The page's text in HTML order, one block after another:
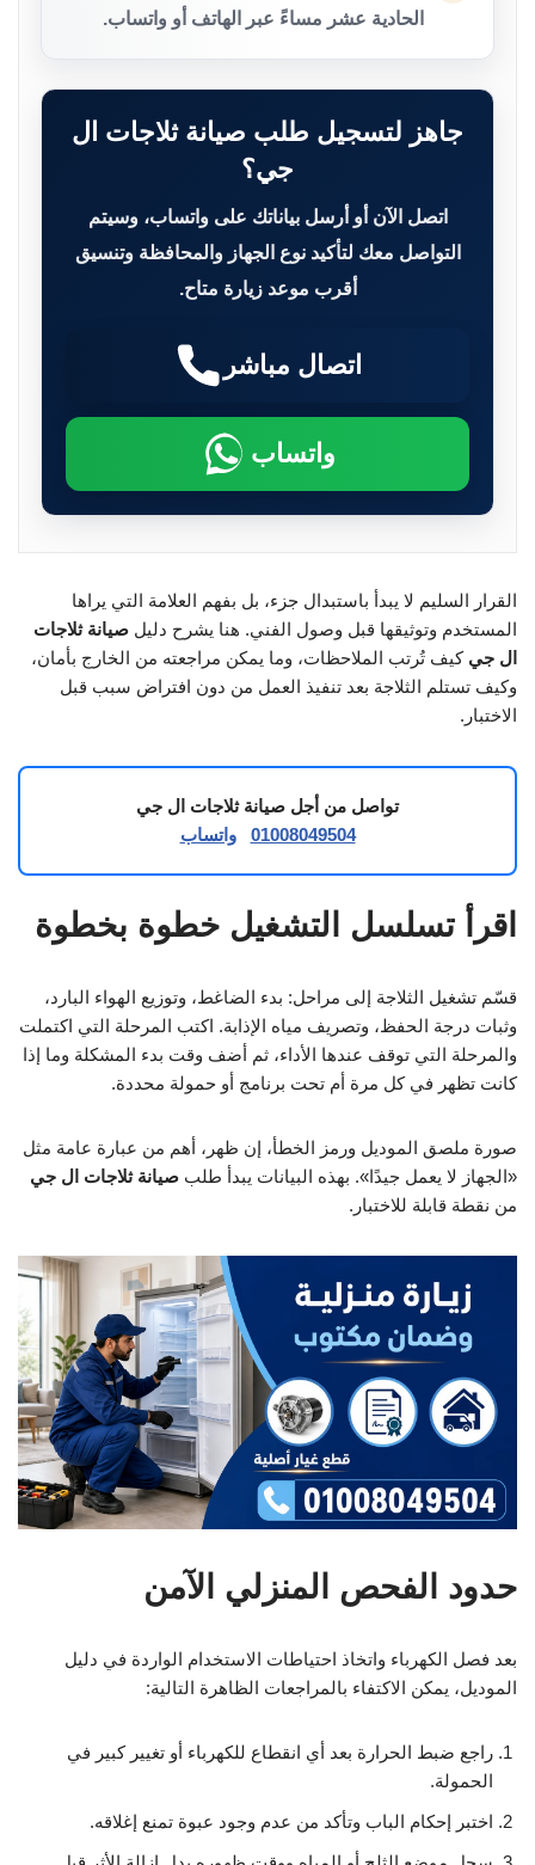
الحادية عشر مساءً عبر الهاتف أو واتساب.
جاهز لتسجيل طلب صيانة ثلاجات ال
جي؟
اتصل الآن أو أرسل بياناتك على واتساب، وسيتم
التواصل معك لتأكيد نوع الجهاز والمحافظة وتنسيق
أقرب موعد زيارة متاح.
اتصال مباشر
واتساب
القرار السليم لا يبدأ باستبدال جزء، بل بفهم العلامة التي يراها
المستخدم وتوثيقها قبل وصول الفني. هنا يشرح دليل صيانة ثلاجات
ال جي كيف تُرتب الملاحظات، وما يمكن مراجعته من الخارج بأمان،
وكيف تستلم الثلاجة بعد تنفيذ العمل من دون افتراض سبب قبل
الاختبار.
تواصل من أجل صيانة ثلاجات ال جي
01008049504
واتساب
اقرأ تسلسل التشغيل خطوة بخطوة
قسّم تشغيل الثلاجة إلى مراحل: بدء الضاغط، وتوزيع الهواء البارد،
وثبات درجة الحفظ، وتصريف مياه الإذابة. اكتب المرحلة التي اكتملت
والمرحلة التي توقف عندها الأداء، ثم أضف وقت بدء المشكلة وما إذا
كانت تظهر في كل مرة أم تحت برنامج أو حمولة محددة.
صورة ملصق الموديل ورمز الخطأ، إن ظهر، أهم من عبارة عامة مثل
«الجهاز لا يعمل جيدًا». بهذه البيانات يبدأ طلب صيانة ثلاجات ال جي
من نقطة قابلة للاختبار.
حدود الفحص المنزلي الآمن
بعد فصل الكهرباء واتخاذ احتياطات الاستخدام الواردة في دليل
الموديل، يمكن الاكتفاء بالمراجعات الظاهرة التالية:
راجع ضبط الحرارة بعد أي انقطاع للكهرباء أو تغيير كبير في
الحمولة.
اختبر إحكام الباب وتأكد من عدم وجود عبوة تمنع إغلاقه.